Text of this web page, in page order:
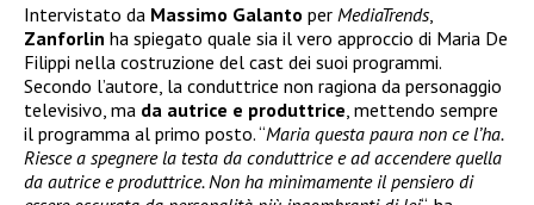
Intervistato da Massimo Galanto per MediaTrends,
Zanforlin ha spiegato quale sia il vero approccio di Maria De
Filippi nella costruzione del cast dei suoi programmi.
Secondo l’autore, la conduttrice non ragiona da personaggio
televisivo, ma da autrice e produttrice , mettendo sempre
il programma al primo posto. “Maria questa paura non ce l’ha.
Riesce a spegnere la testa da conduttrice e ad accendere quella
da autrice e produttrice. Non ha minimamente il pensiero di